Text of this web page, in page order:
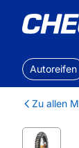
Autoreifen
Zu allen